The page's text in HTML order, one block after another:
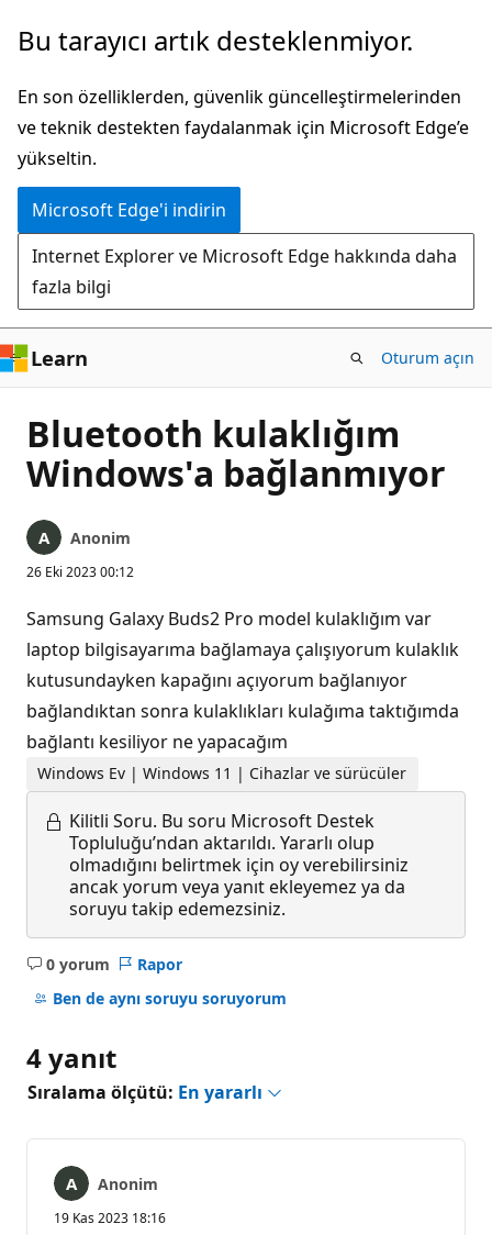
Ana
atla
Bu tarayıcı artık desteklenmiyor.
En son özelliklerden, güvenlik güncelleştirmelerinden
ve teknik destekten faydalanmak için Microsoft Edge’e
yükseltin.
Microsoft Edge'i indirin
Internet Explorer ve Microsoft Edge hakkında daha
fazla bilgi
Learn Oturum açın
Bluetooth kulaklığım
Windows'a bağlanmıyor
Anonim
26 Eki 2023 00:12
Samsung Galaxy Buds2 Pro model kulaklığım var
laptop bilgisayarıma bağlamaya çalışıyorum kulaklık
kutusundayken kapağını açıyorum bağlanıyor
bağlandıktan sonra kulaklıkları kulağıma taktığımda
bağlantı kesiliyor ne yapacağım
Windows Ev | Windows 11 | Cihazlar ve sürücüler
Kilitli Soru. Bu soru Microsoft Destek
Topluluğu’ndan aktarıldı. Yararlı olup
olmadığını belirtmek için oy verebilirsiniz
ancak yorum veya yanıt ekleyemez ya da
soruyu takip edemezsiniz.
0 yorum
Açıklama
yok
Rapor
Ben de aynı soruyu soruyorum
4 yanıt
Sıralama ölçütü: En yararlı
Anonim
19 Kas 2023 18:16